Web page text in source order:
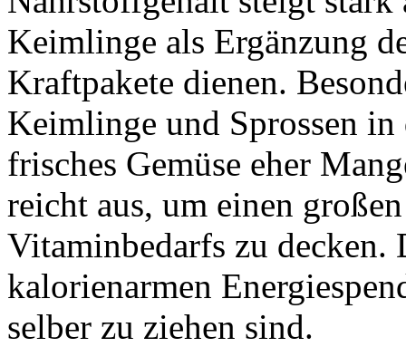
Keimlinge als Ergänzung
Kraftpakete dienen.
Keimlinge und Sprossen
frisches Gemüse eher
reicht aus, um einen
Vitaminbedarfs zu decken.
kalorienarmen
selber zu ziehen sind.